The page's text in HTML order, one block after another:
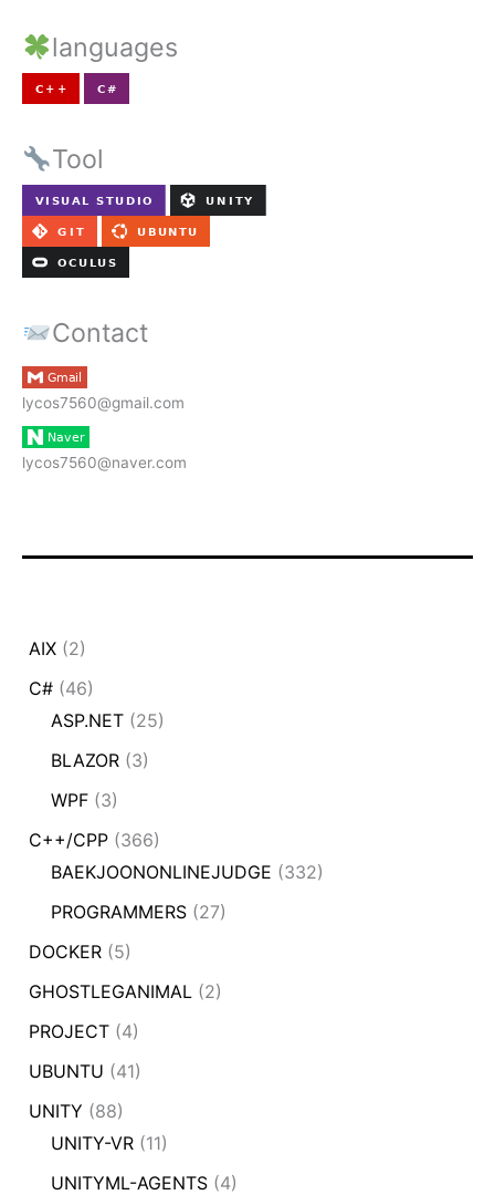
languages
Tool
Contact
lycos7560@gmail.com
lycos7560@naver.com
AIX (2)
C# (46)
ASP.NET (25)
BLAZOR (3)
WPF (3)
C++/CPP (366)
BAEKJOONONLINEJUDGE (332)
PROGRAMMERS (27)
DOCKER (5)
GHOSTLEGANIMAL (2)
PROJECT (4)
UBUNTU (41)
UNITY (88)
UNITY-VR (11)
UNITYML-AGENTS (4)